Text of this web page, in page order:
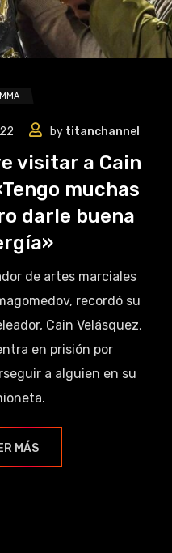
MMA
by titanchannel
visitar a Cain
muchas
darle buena
de artes marciales
recordó su
Cain Velásquez,
en prisión por
a alguien en su
MÁS